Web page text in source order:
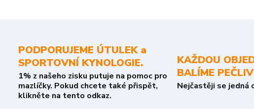
PODPORUJEME ÚTULEK a
SPORTOVNÍ KYNOLOGIE.
1% z našeho zisku putuje na pomoc pro
mazlíčky. Pokud chcete také přispět,
klikněte na tento odkaz.
KAŽDOU
BALÍME
Nejčastěji se jedná